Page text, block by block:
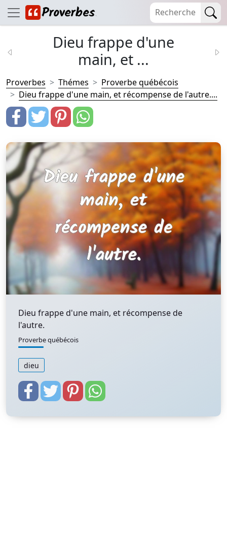
Dieu frappe d'une
main, et ...
Proverbes Thémes
Proverbe québécois
Dieu frappe d'une main, et récompense de l'autre....
Dieu frappe d'une main, et récompense de
l'autre.
Proverbe québécois
dieu